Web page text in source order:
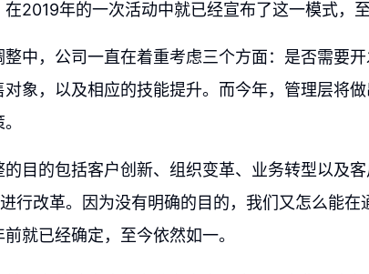
2019年的一次活动中就已经宣布了这一模式，至
中，公司一直在着重考虑三个方面：是否需要
对象，以及相应的技能提升。而今年，管理层将
的目的包括客户创新、组织变革、业务转型以及
行改革。因为没有明确的目的，我们又怎么能在
就已经确定，至今依然如一。